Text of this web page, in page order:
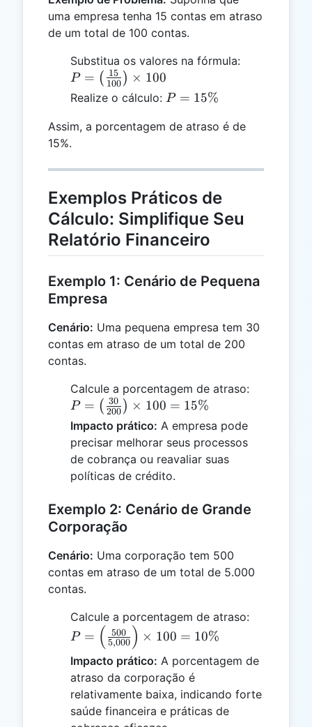
uma empresa tenha 15 contas em atraso
de um total de 100 contas.
Substitua os valores na fórmula:
P = ( 100
15 ) × 100
Realize o cálculo: P =
P = 15%
Assim, a porcentagem de atraso é de
15%.
Exemplos Práticos de
Cálculo: Simplifique Seu
Relatório Financeiro
Exemplo 1: Cenário de Pequena
Empresa
Cenário: Uma pequena empresa tem 30
contas em atraso de um total de 200
contas.
Calcule a porcentagem de atraso:
P = ( 200
30 ) × 100 = 15%
Impacto prático: A empresa pode
precisar melhorar seus processos
de cobrança ou reavaliar suas
políticas de crédito.
Exemplo 2: Cenário de Grande
Corporação
Cenário: Uma corporação tem 500
contas em atraso de um total de 5.000
contas.
Calcule a porcentagem de atraso:
\times
P = ( 5,000
500 ) × 100 = 10%
Impacto prático: A porcentagem de
atraso da corporação é
relativamente baixa, indicando forte
saúde financeira e práticas de